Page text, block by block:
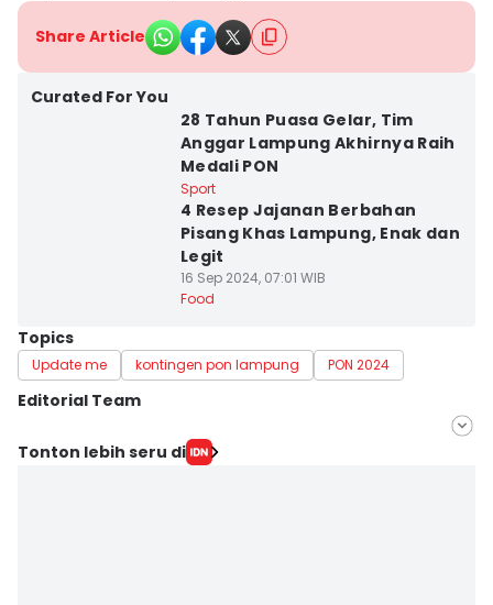
Share Article
Curated For You
28 Tahun Puasa Gelar, Tim
Anggar Lampung Akhirnya Raih
Medali PON
Sport
4 Resep Jajanan Berbahan
Pisang Khas Lampung, Enak dan
Legit
16 Sep 2024, 07:01 WIB
Food
Topics
Update me kontingen pon lampung PON 2024
Editorial Team
Editor
Tonton lebih seru di